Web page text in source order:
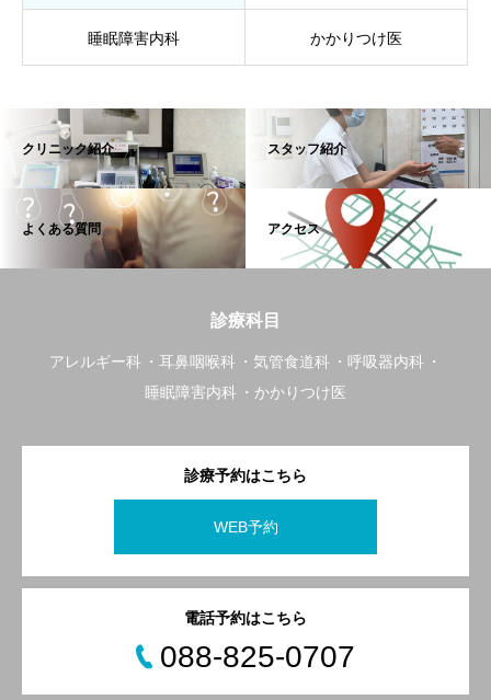
睡眠障害内科 かかりつけ医
クリニック紹介 スタッフ紹介
よくある質問 アクセス
診療科目
アレルギー科 耳鼻咽喉科 気管食道科
呼吸器内科
睡眠障害内科
かかりつけ医
診療予約はこちら
WEB予約
電話予約はこちら
088-825-0707